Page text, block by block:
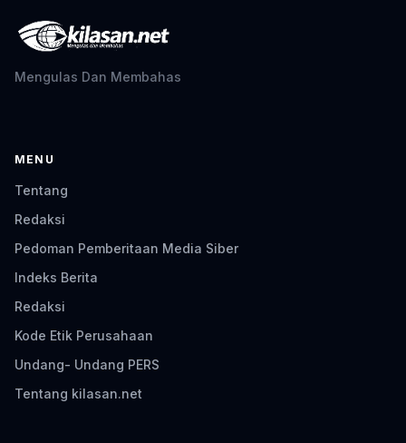
Mengulas Dan Membahas
MENU
Tentang
Redaksi
Pedoman Pemberitaan Media Siber
Indeks Berita
Redaksi
Kode Etik Perusahaan
Undang- Undang PERS
Tentang kilasan.net